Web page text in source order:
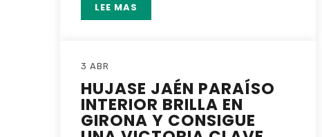
LEE MAS
3 ABR
HUJASE JAÉN PARAÍSO
INTERIOR BRILLA EN
GIRONA Y CONSIGUE